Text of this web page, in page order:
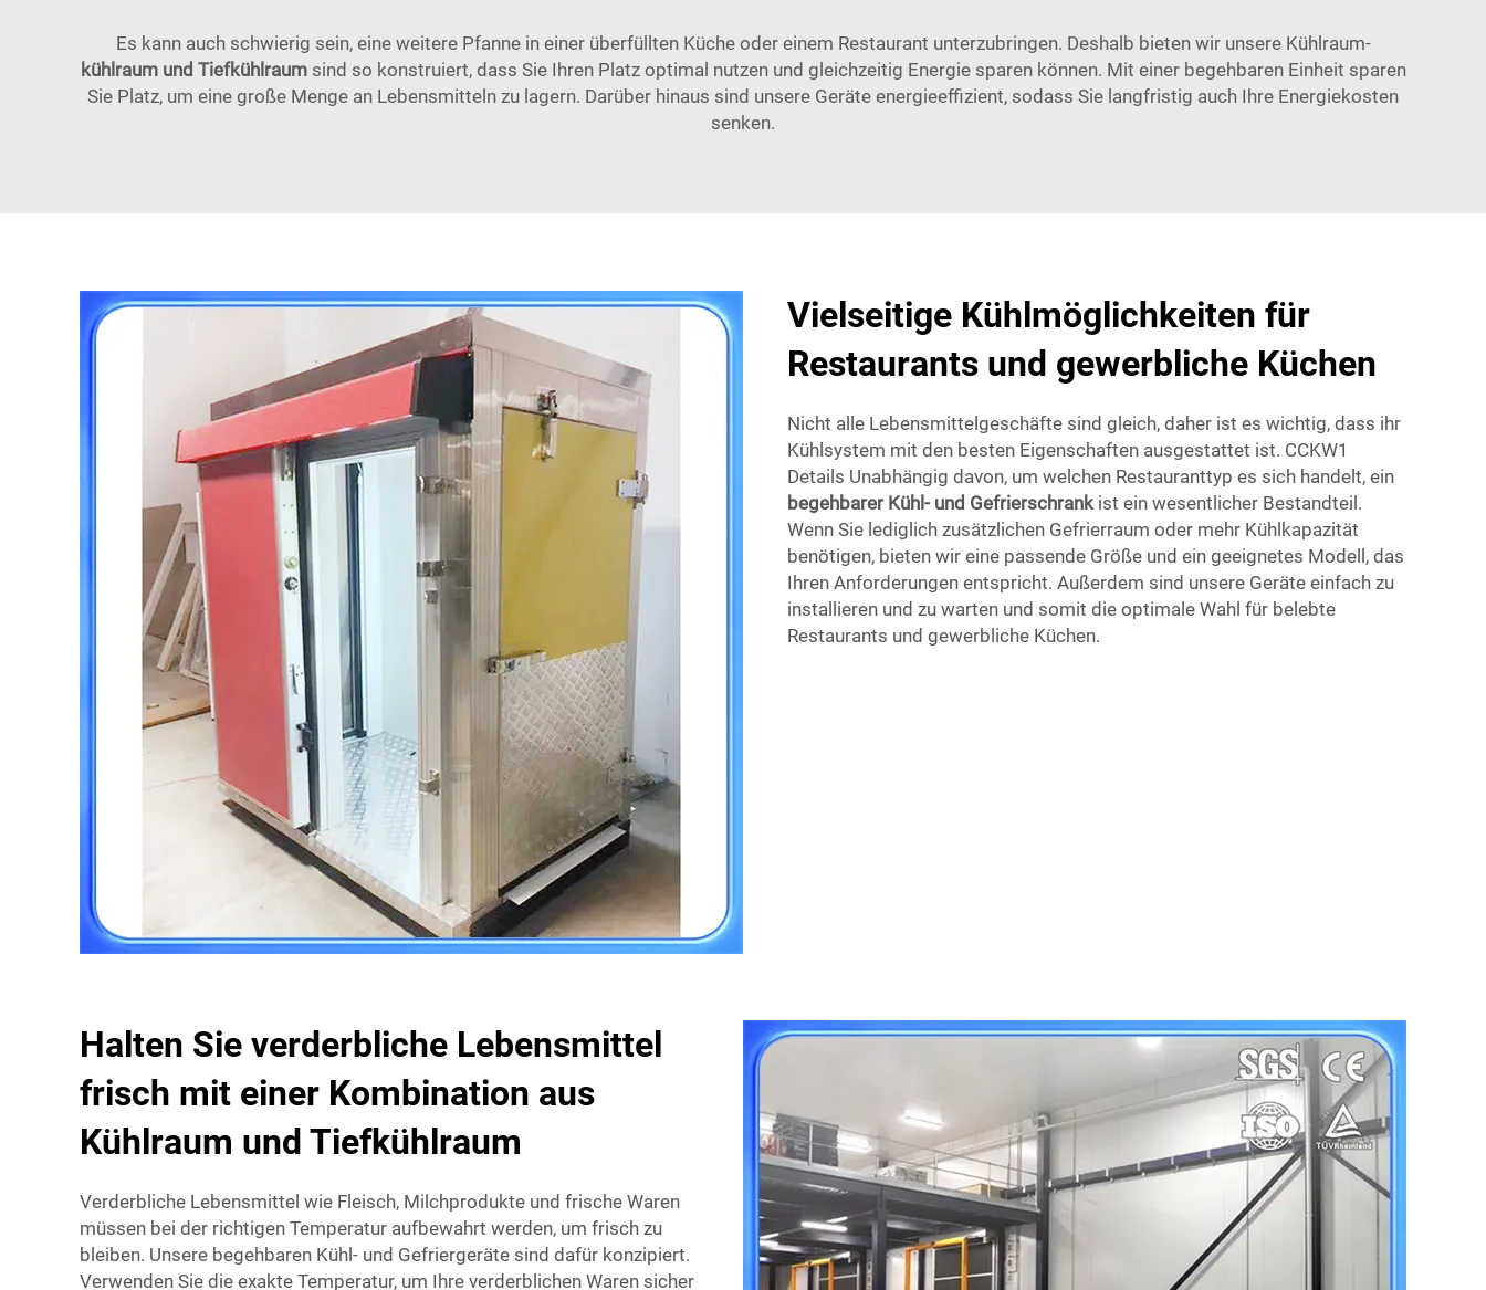
Es kann auch schwierig sein, eine weitere Pfanne in einer überfüllten Küche oder einem Restaurant unterzubringen. Deshalb bieten wir unsere Kühlraum-
kühlraum und Tiefkühlraum sind so konstruiert, dass Sie Ihren Platz optimal nutzen und gleichzeitig Energie sparen können. Mit einer begehbaren Einheit sparen
Sie Platz, um eine große Menge an Lebensmitteln zu lagern. Darüber hinaus sind unsere Geräte energieeffizient, sodass Sie langfristig auch Ihre Energiekosten
senken.
Vielseitige Kühlmöglichkeiten für
Restaurants und gewerbliche Küchen
Nicht alle Lebensmittelgeschäfte sind gleich, daher ist es wichtig, dass ihr
Kühlsystem mit den besten Eigenschaften ausgestattet ist. CCKW1
Details Unabhängig davon, um welchen Restauranttyp es sich handelt, ein
begehbarer Kühl- und Gefrierschrank ist ein wesentlicher Bestandteil.
Wenn Sie lediglich zusätzlichen Gefrierraum oder mehr Kühlkapazität
benötigen, bieten wir eine passende Größe und ein geeignetes Modell, das
Ihren Anforderungen entspricht. Außerdem sind unsere Geräte einfach zu
installieren und zu warten und somit die optimale Wahl für belebte
Restaurants und gewerbliche Küchen.
Halten Sie verderbliche Lebensmittel
frisch mit einer Kombination aus
Kühlraum und Tiefkühlraum
Verderbliche Lebensmittel wie Fleisch, Milchprodukte und frische Waren
müssen bei der richtigen Temperatur aufbewahrt werden, um frisch zu
bleiben. Unsere begehbaren Kühl- und Gefriergeräte sind dafür konzipiert.
Verwenden Sie die exakte Temperatur, um Ihre verderblichen Waren sicher